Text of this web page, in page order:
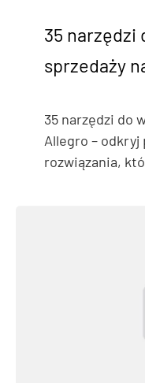
35 narzędzi
sprzedaży
35 narzędzi do
Allegro –
rozwiązania,